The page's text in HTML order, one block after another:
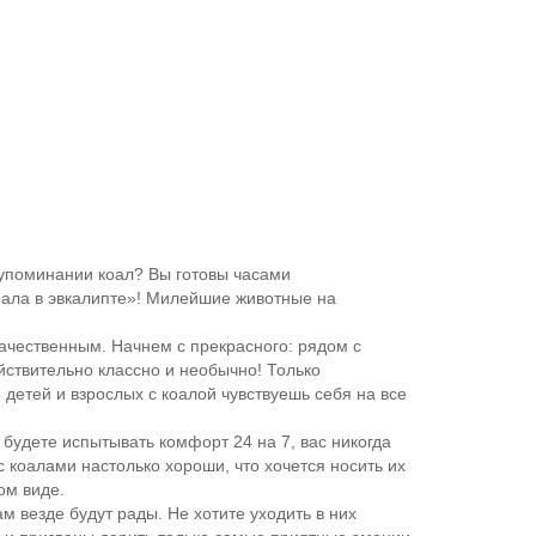
коал? Вы готовы часами
в эвкалипте»! Милейшие животные на
Начнем с прекрасного: рядом с
классно и необычно! Только
и взрослых с коалой чувствуешь себя на все
испытывать комфорт 24 на 7, вас никогда
настолько хороши, что хочется носить их
виде.
везде будут рады. Не хотите уходить в них